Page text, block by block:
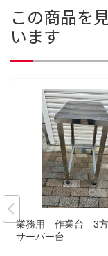
この商品を
います
業務用 作業台 3
サーバー台